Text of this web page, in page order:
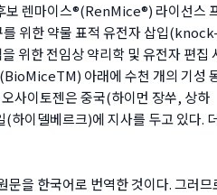
보 렌마이스®(RenMice®) 라이선스
위한 약물 표적 유전자 삽입(knock-
위한 전임상 약리학 및 유전자 편집
아래에 수천 개의 기성
사이토젠은 중국(하이먼 장쑤, 상하
하이델베르크)에 지사를 두고 있다.
문을 한국어로 번역한 것이다. 그러므